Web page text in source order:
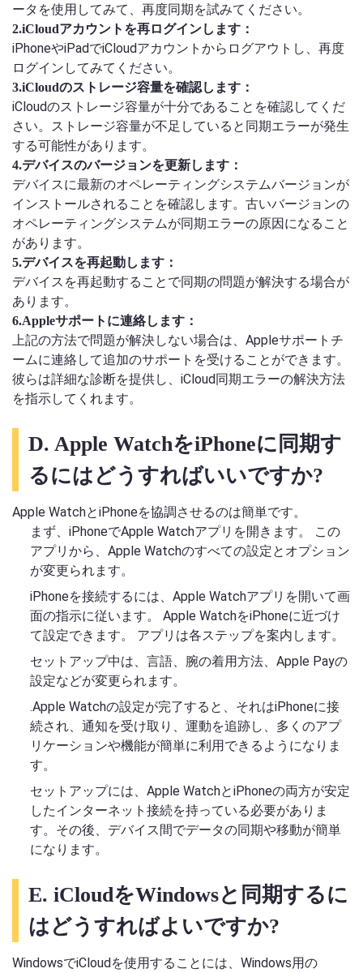
ータを使用してみて、再度同期を試みてください。
2.iCloudアカウントを再ログインします：
iPhoneやiPadでiCloudアカウントからログアウトし、再度
ログインしてみてください。
3.iCloudのストレージ容量を確認します：
iCloudのストレージ容量が十分であることを確認してくだ
さい。ストレージ容量が不足していると同期エラーが発生
する可能性があります。
4.デバイスのバージョンを更新します：
デバイスに最新のオペレーティングシステムバージョンが
インストールされることを確認します。古いバージョンの
オペレーティングシステムが同期エラーの原因になること
があります。
5.デバイスを再起動します：
デバイスを再起動することで同期の問題が解決する場合が
あります。
6.Appleサポートに連絡します：
上記の方法で問題が解決しない場合は、Appleサポートチ
ームに連絡して追加のサポートを受けることができます。
彼らは詳細な診断を提供し、iCloud同期エラーの解決方法
を指示してくれます。
D. Apple WatchをiPhoneに同期す
るにはどうすればいいですか?
Apple WatchとiPhoneを協調させるのは簡単です。
まず、iPhoneでApple Watchアプリを開きます。 この
アプリから、Apple Watchのすべての設定とオプション
が変更られます。
iPhoneを接続するには、Apple Watchアプリを開いて画
面の指示に従います。 Apple WatchをiPhoneに近づけ
て設定できます。 アプリは各ステップを案内します。
セットアップ中は、言語、腕の着用方法、Apple Payの
設定などが変更られます。
.Apple Watchの設定が完了すると、それはiPhoneに接
続され、通知を受け取り、運動を追跡し、多くのアプ
リケーションや機能が簡単に利用できるようになりま
す。
セットアップには、Apple WatchとiPhoneの両方が安定
したインターネット接続を持っている必要がありま
す。その後、デバイス間でデータの同期や移動が簡単
になります。
E. iCloudをWindowsと同期するに
はどうすればよいですか?
WindowsでiCloudを使用することには、Windows用の